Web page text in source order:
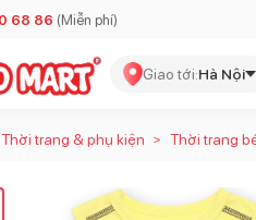
68 86 (Miễn phí)
Giao tới:Hà Nội
Thời trang & phụ kiện > Thời trang